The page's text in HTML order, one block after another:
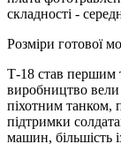
складності -
Розміри готової
Т-18 став першим
виробництво
піхотним танком,
підтримки
машин, більшість